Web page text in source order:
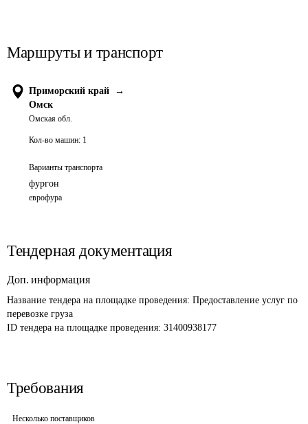
Маршруты и транспорт
Приморский край
→
Омск
Омская обл.
Кол-во машин: 1
Варианты транспорта
фургон
еврофура
Тендерная документация
Доп. информация
Название тендера на площадке проведения: Предоставление услуг по
перевозке груза
ID тендера на площадке проведения: 31400938177
Требования
Несколько поставщиков